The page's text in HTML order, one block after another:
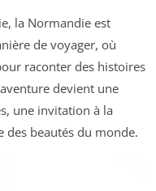
la Normandie est
de voyager, où
raconter des histoires
devient une
une invitation à la
des beautés du monde.